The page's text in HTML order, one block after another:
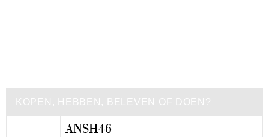
KOPEN, HEBBEN, BELEVEN OF DOEN?
ANSH46